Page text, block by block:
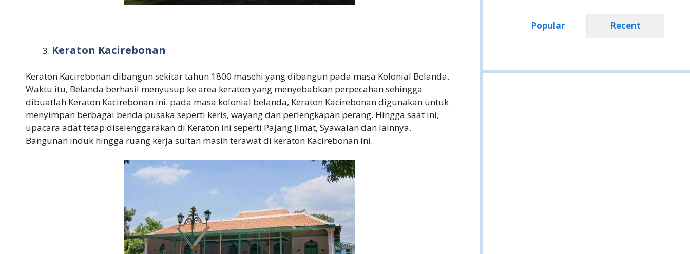
Keraton Kacirebonan
Keraton Kacirebonan dibangun sekitar tahun 1800 masehi yang dibangun pada masa Kolonial Belanda.
Waktu itu, Belanda berhasil menyusup ke area keraton yang menyebabkan perpecahan sehingga
dibuatlah Keraton Kacirebonan ini. pada masa kolonial belanda, Keraton Kacirebonan digunakan untuk
menyimpan berbagai benda pusaka seperti keris, wayang dan perlengkapan perang. Hingga saat ini,
upacara adat tetap diselenggarakan di Keraton ini seperti Pajang Jimat, Syawalan dan lainnya.
Bangunan induk hingga ruang kerja sultan masih terawat di keraton Kacirebonan ini.
Popular Recent